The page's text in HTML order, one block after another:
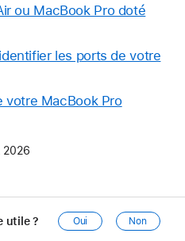
ou MacBook Pro doté
identifier les ports de votre
votre MacBook Pro
2026
utile ? Oui Non